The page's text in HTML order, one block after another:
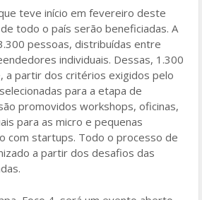
teve início em fevereiro deste
todo o país serão beneficiadas. A
pessoas, distribuídas entre
individuais. Dessas, 1.300
a partir dos critérios exigidos pelo
para a etapa de
promovidos workshops, oficinas,
para as micro e pequenas
com startups. Todo o processo de
a partir dos desafios das